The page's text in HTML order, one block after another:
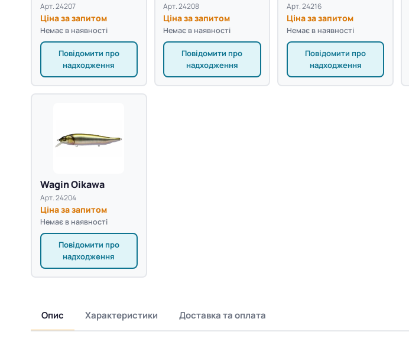
Арт. 24207
Ціна за запитом
Немає в наявності
Повідомити про
надходження
Арт. 24208
Ціна за запитом
Немає в наявності
Повідомити про
надходження
Арт. 24216
Ціна за запитом
Немає в наявності
Повідомити про
надходження
Wagin Oikawa
Арт. 24204
Ціна за запитом
Немає в наявності
Повідомити про
надходження
Опис Характеристики Доставка та оплата